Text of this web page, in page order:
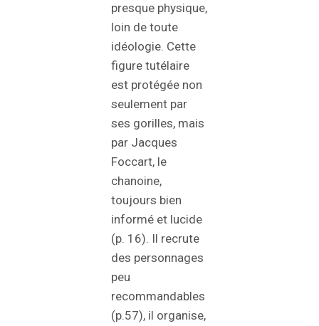
presque physique,
loin de toute
idéologie. Cette
figure tutélaire
est protégée non
seulement par
ses gorilles, mais
par Jacques
Foccart, le
chanoine,
toujours bien
informé et lucide
(p. 16). Il recrute
des personnages
peu
recommandables
(p.57), il organise,